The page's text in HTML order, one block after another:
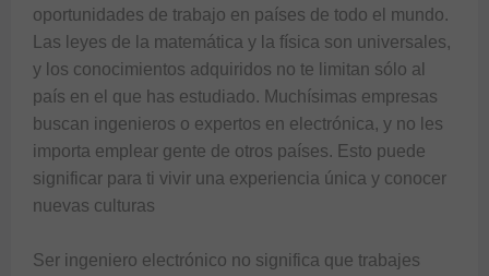
oportunidades de trabajo en países de todo el mundo.
Las leyes de la matemática y la física son universales,
y los conocimientos adquiridos no te limitan sólo al
país en el que has estudiado. Muchísimas empresas
buscan ingenieros o expertos en electrónica, y no les
importa emplear gente de otros países. Esto puede
significar para ti vivir una experiencia única y conocer
nuevas culturas
Ser ingeniero electrónico no significa que trabajes